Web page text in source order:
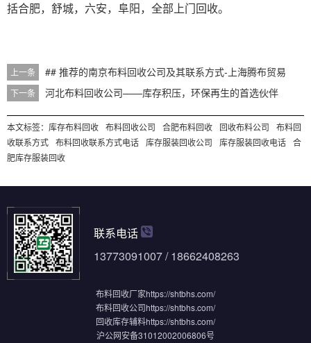
括合肥，舒城，六安，阜阳，全部上门回收。
上一条 ## 推荐的南京布料回收公司及其联系方式-上海腾布贸易
下一条 河北布料回收公司——库存积压，环保再生的首选伙伴
本文标签： 库存布料回收 布料回收公司 合肥布料回收 回收布料公司
布料回
收联系方式 布料回收联系方式电话 库存服装回收公司 库存服装回收电话 合
肥库存服装回收
联系电话
13773091007 / 18662408263
布料回收厂家https://shtbhs.com/
布料回收公司https://shtbhs.com/
回收库存辅料https://shtbhs.com/
沪公网安备31012002006806号